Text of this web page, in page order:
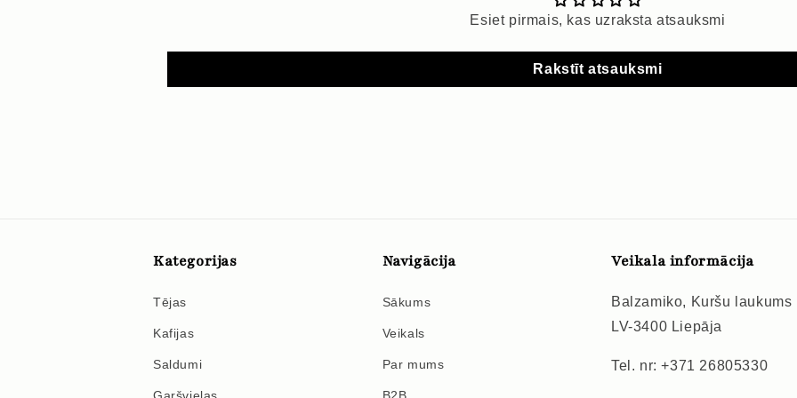
Esiet pirmais, kas uzraksta atsauksmi
Rakstīt atsauksmi
Kategorijas
Tējas
Kafijas
Saldumi
Navigācija
Sākums
Veikals
Par mums
Veikala informācija
Balzamiko, Kuršu laukums
LV-3400 Liepāja
Tel. nr: +371 26805330